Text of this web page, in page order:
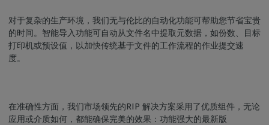
对于复杂的生产环境，我们无与伦比的自动化功能可帮助您节省宝贵
的时间。智能导入功能可自动从文件名中提取元数据，如份数、目标
打印机或预设值，以加快传统基于文件的工作流程的作业提交速
度。
在准确性方面，我们市场领先的RIP 解决方案采用了优质组件，无论
应用或介质如何，都能确保完美的效果：功能强大的最新版